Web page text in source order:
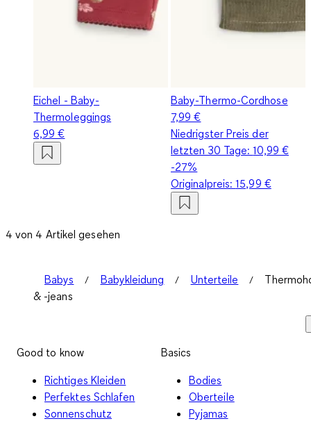
Eichel - Baby-
Thermoleggings
6,99 €
Baby-Thermo-Cordhose
7,99 €
Niedrigster Preis der
letzten 30 Tage:10,99 €
-27%
Originalpreis:15,99 €
4 von 4 Artikel gesehen
Babys Babykleidung Unterteile
& -jeans
Good to know
Richtiges Kleiden
Perfektes Schlafen
Sonnenschutz
Basics
Bodies
Oberteile
Pyjamas